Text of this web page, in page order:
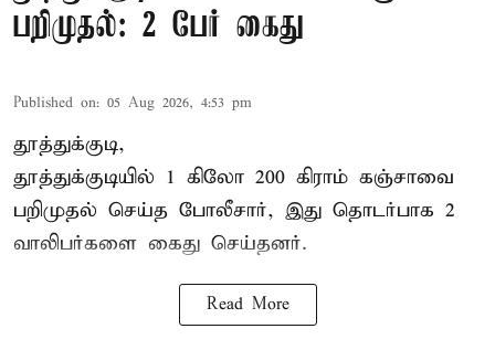
பறிமுதல்: 2 பேர் கைது
Published on: 05 Aug 2026, 4:53 pm
தூத்துக்குடி,
தூத்துக்குடியில் 1 கிலோ 200 கிராம் கஞ்சாவை
பறிமுதல் செய்த போலீசார், இது தொடர்பாக 2
வாலிபர்களை கைது செய்தனர்.
Read More